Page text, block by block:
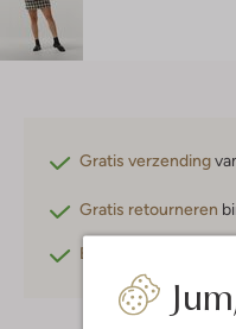
Gratis verzending
Gratis retourneren
Betaal achteraf